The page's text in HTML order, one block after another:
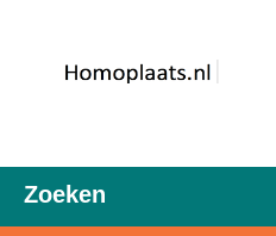
Zoeken